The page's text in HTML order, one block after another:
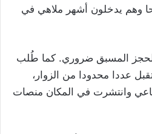
وهم يدخلون أشهر ملاهي في
المسبق ضروري. كما طُلب
عددا محدودا من الزوار،
وانتشرت في المكان منصات